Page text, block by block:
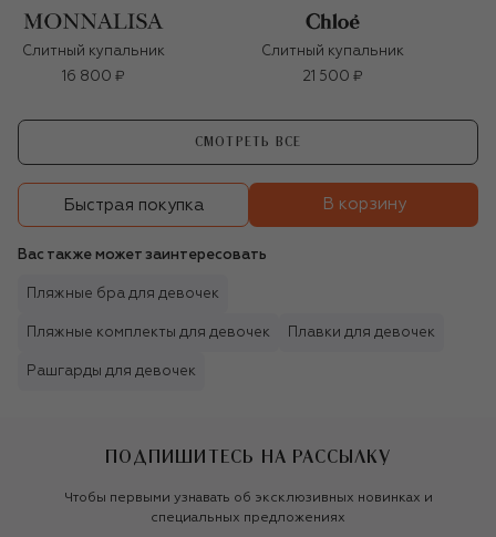
Слитный купальник
16 800 ₽
Слитный купальник
21 500 ₽
СМОТРЕТЬ ВСЕ
Быстрая покупка В корзину
Вас также может заинтересовать
Пляжные бра для девочек
Пляжные комплекты для девочек Плавки для девочек
Рашгарды для девочек
ПОДПИШИТЕСЬ НА РАССЫЛКУ
Чтобы первыми узнавать об эксклюзивных новинках и
специальных предложениях